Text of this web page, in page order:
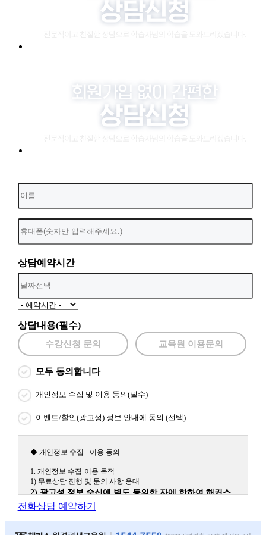
상담예약시간
상담내용(필수)
수강신청 문의 교육원 이용문의
모두 동의합니다
개인정보 수집 및 이용 동의(필수)
이벤트/할인(광고성) 정보 안내에 동의 (선택)
◆ 개인정보 수집 · 이용 동의
1. 개인정보 수집·이용 목적
1) 무료상담 진행 및 문의 사항 응대
2) 광고성 정보 수신에 별도 동의한 자에 한하여 해커스
원격평생교육원을 비롯한 해커스 교육그룹의 새로운 서
전화상담 예약하기